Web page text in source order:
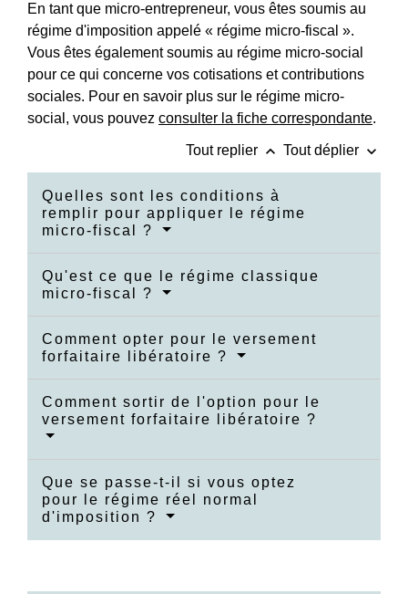
En tant que micro-entrepreneur, vous êtes soumis au
régime d'imposition appelé « régime micro-fiscal ».
Vous êtes également soumis au régime micro-social
pour ce qui concerne vos cotisations et contributions
sociales. Pour en savoir plus sur le régime micro-
social, vous pouvez consulter la fiche correspondante.
Tout replier keyboard_arrow_up Tout déplier keyboard_arrow_down
Quelles sont les conditions à
remplir pour appliquer le régime
micro-fiscal ?
Qu'est ce que le régime classique
micro-fiscal ?
Comment opter pour le versement
forfaitaire libératoire ?
Comment sortir de l'option pour le
versement forfaitaire libératoire ?
Que se passe-t-il si vous optez
pour le régime réel normal
d'imposition ?